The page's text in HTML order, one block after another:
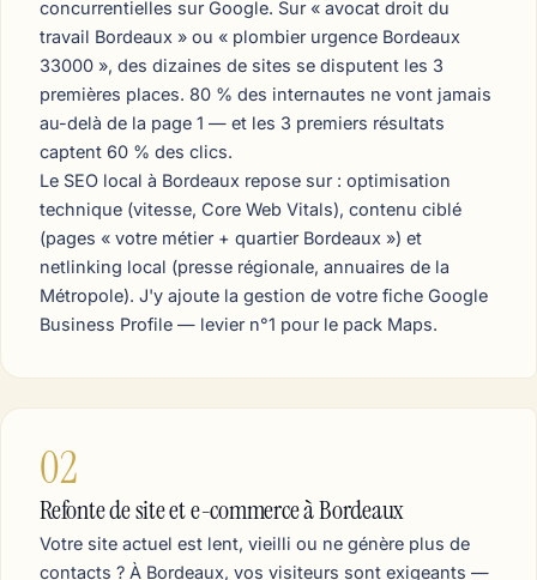
concurrentielles sur Google. Sur « avocat droit du
travail Bordeaux » ou « plombier urgence Bordeaux
33000 », des dizaines de sites se disputent les 3
premières places. 80 % des internautes ne vont jamais
au-delà de la page 1 — et les 3 premiers résultats
captent 60 % des clics.
Le SEO local à Bordeaux repose sur : optimisation
technique (vitesse, Core Web Vitals), contenu ciblé
(pages « votre métier + quartier Bordeaux ») et
netlinking local (presse régionale, annuaires de la
Métropole). J'y ajoute la gestion de votre fiche Google
Business Profile — levier n°1 pour le pack Maps.
02
Refonte de site et e-commerce à Bordeaux
Votre site actuel est lent, vieilli ou ne génère plus de
contacts ? À Bordeaux, vos visiteurs sont exigeants —